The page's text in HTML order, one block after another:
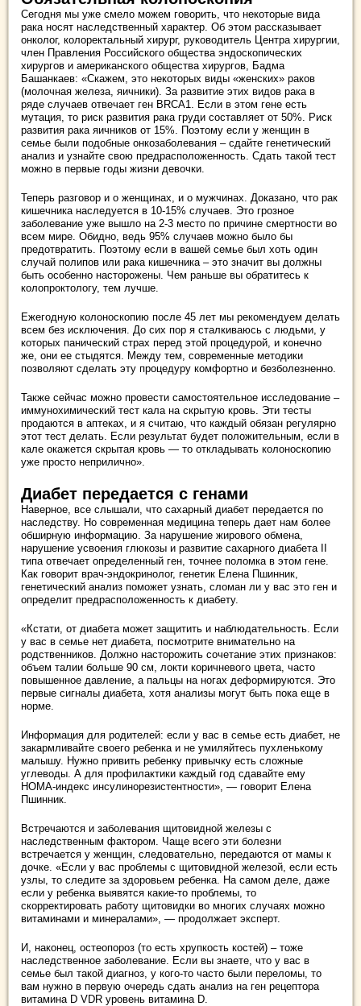
Сегодня мы уже смело можем говорить, что некоторые вида
рака носят наследственный характер. Об этом рассказывает
онколог, колоректальный хирург, руководитель Центра хирургии,
член Правления Российского общества эндоскопических
хирургов и американского общества хирургов, Бадма
Башанкаев: «Скажем, это некоторых виды «женских» раков
(молочная железа, яичники). За развитие этих видов рака в
ряде случаев отвечает ген BRCA1. Если в этом гене есть
мутация, то риск развития рака груди составляет от 50%. Риск
развития рака яичников от 15%. Поэтому если у женщин в
семье были подобные онкозаболевания – сдайте генетический
анализ и узнайте свою предрасположенность. Сдать такой тест
можно в первые годы жизни девочки.
Теперь разговор и о женщинах, и о мужчинах. Доказано, что рак
кишечника наследуется в 10-15% случаев. Это грозное
заболевание уже вышло на 2-3 место по причине смертности во
всем мире. Обидно, ведь 95% случаев можно было бы
предотвратить. Поэтому если в вашей семье был хоть один
случай полипов или рака кишечника – это значит вы должны
быть особенно насторожены. Чем раньше вы обратитесь к
колопроктологу, тем лучше.
Ежегодную колоноскопию после 45 лет мы рекомендуем делать
всем без исключения. До сих пор я сталкиваюсь с людьми, у
которых панический страх перед этой процедурой, и конечно
же, они ее стыдятся. Между тем, современные методики
позволяют сделать эту процедуру комфортно и безболезненно.
Также сейчас можно провести самостоятельное исследование –
иммунохимический тест кала на скрытую кровь. Эти тесты
продаются в аптеках, и я считаю, что каждый обязан регулярно
этот тест делать. Если результат будет положительным, если в
кале окажется скрытая кровь — то откладывать колоноскопию
уже просто неприлично».
Диабет передается с генами
Наверное, все слышали, что сахарный диабет передается по
наследству. Но современная медицина теперь дает нам более
обширную информацию. За нарушение жирового обмена,
нарушение усвоения глюкозы и развитие сахарного диабета II
типа отвечает определенный ген, точнее поломка в этом гене.
Как говорит врач-эндокринолог, генетик Елена Пшинник,
генетический анализ поможет узнать, сломан ли у вас это ген и
определит предрасположенность к диабету.
«Кстати, от диабета может защитить и наблюдательность. Если
у вас в семье нет диабета, посмотрите внимательно на
родственников. Должно насторожить сочетание этих признаков:
объем талии больше 90 см, локти коричневого цвета, часто
повышенное давление, а пальцы на ногах деформируются. Это
первые сигналы диабета, хотя анализы могут быть пока еще в
норме.
Информация для родителей: если у вас в семье есть диабет, не
закармливайте своего ребенка и не умиляйтесь пухленькому
малышу. Нужно привить ребенку привычку есть сложные
углеводы. А для профилактики каждый год сдавайте ему
HOMA-индекс инсулинорезистентности», — говорит Елена
Пшинник.
Встречаются и заболевания щитовидной железы с
наследственным фактором. Чаще всего эти болезни
встречается у женщин, следовательно, передаются от мамы к
дочке. «Если у вас проблемы с щитовидной железой, если есть
узлы, то следите за здоровьем ребенка. На самом деле, даже
если у ребенка выявятся какие-то проблемы, то
скорректировать работу щитовидки во многих случаях можно
витаминами и минералами», — продолжает эксперт.
И, наконец, остеопороз (то есть хрупкость костей) – тоже
наследственное заболевание. Если вы знаете, что у вас в
семье был такой диагноз, у кого-то часто были переломы, то
вам нужно в первую очередь сдать анализ на ген рецептора
витамина D VDR уровень витамина D.